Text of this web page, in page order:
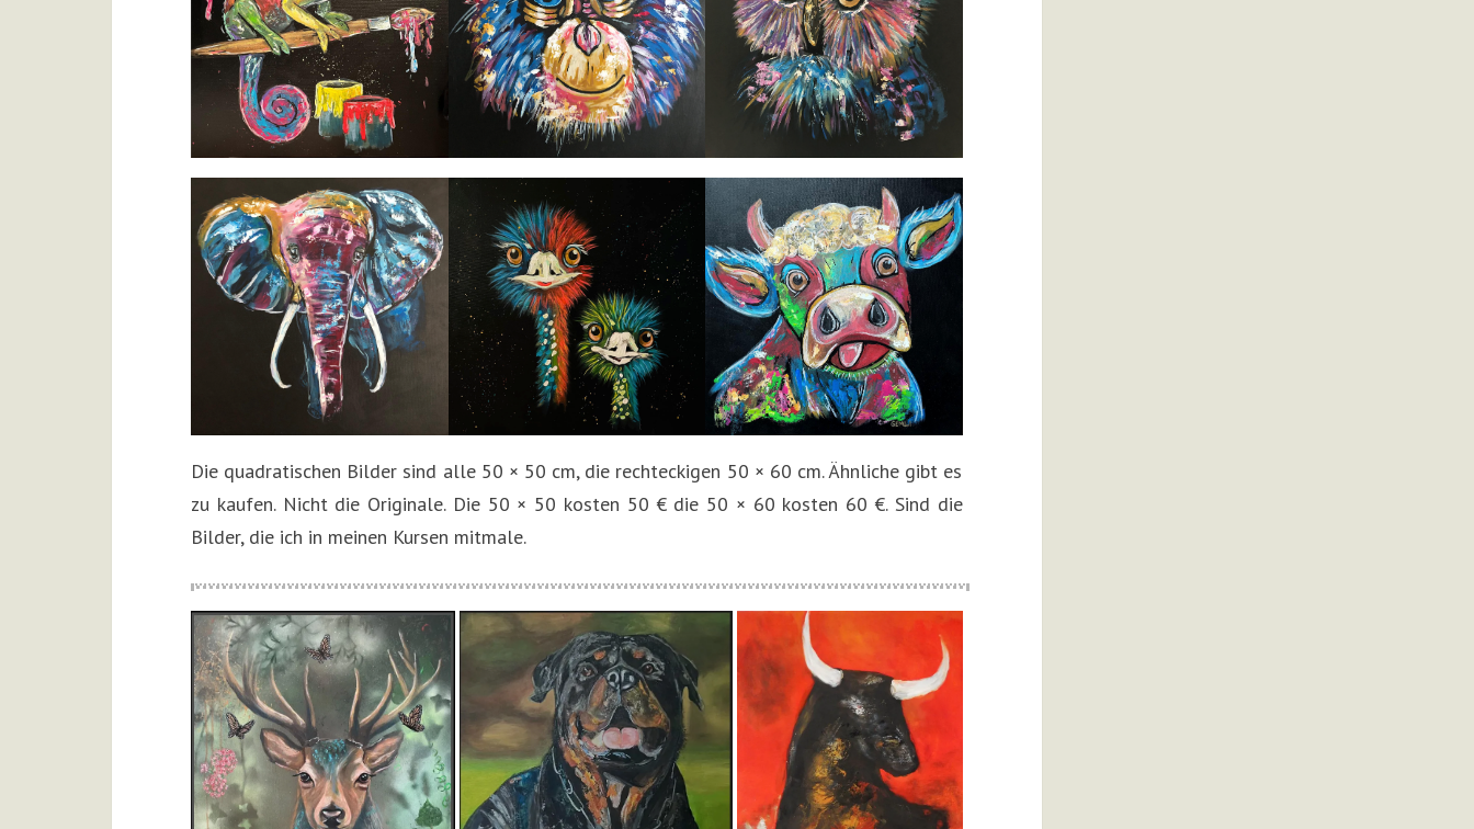
Die quadratischen Bilder sind alle 50 × 50 cm, die rechteckigen 50 × 60 cm. Ähnliche gibt es
zu kaufen. Nicht die Originale. Die 50 × 50 kosten 50 € die 50 × 60 kosten 60 €. Sind die
Bilder, die ich in meinen Kursen mitmale.